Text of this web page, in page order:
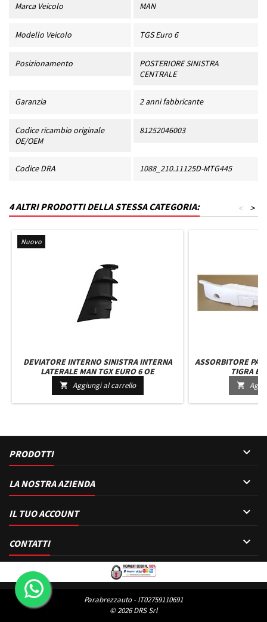
Marca Veicolo MAN
Modello Veicolo TGS Euro 6
Posizionamento
POSTERIORE SINISTRA
CENTRALE
Garanzia 2 anni fabbricante
Codice ricambio originale
OE/OEM
81252046003
Codice DRA 1088_210.11125D-MTG445
4 ALTRI PRODOTTI DELLA STESSA CATEGORIA: >
<
Nuovo
DEVIATORE INTERNO SINISTRA INTERNA
LATERALE MAN TGX EURO 6 OE
81611100091 - 81611100123
 Aggiungi al carrello
ASSORBITORE
TIGRA B

PRODOTTI 
LA NOSTRA AZIENDA 
IL TUO ACCOUNT 
CONTATTI 
Parabrezzauto - IT02759110691
© 2026 DRS Srl